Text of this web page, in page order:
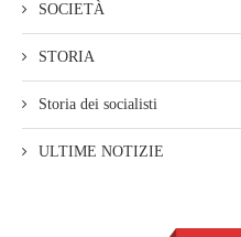
SOCIETÀ
STORIA
Storia dei socialisti
ULTIME NOTIZIE